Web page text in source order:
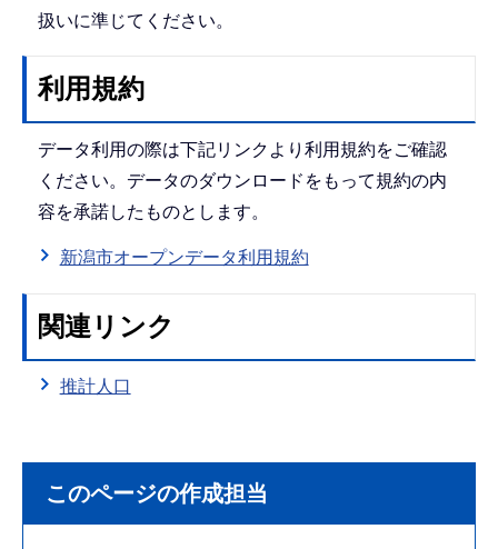
扱いに準じてください。
利用規約
データ利用の際は下記リンクより利用規約をご確認
ください。データのダウンロードをもって規約の内
容を承諾したものとします。
新潟市オープンデータ利用規約
関連リンク
推計人口
このページの作成担当